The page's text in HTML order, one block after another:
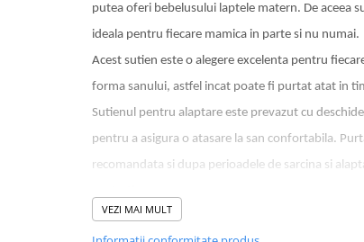
putea oferi bebelusului laptele matern. De aceea
ideala pentru fiecare mamica in parte si nu numai.
Acest sutien este o alegere excelenta pentru
forma sanului, astfel incat poate fi purtat atat in
Sutienul pentru alaptare este prevazut cu
pentru a asigura o atasare la san confortabila.
recomandata si dupa perioadele de sarcina si
VEZI MAI MULT